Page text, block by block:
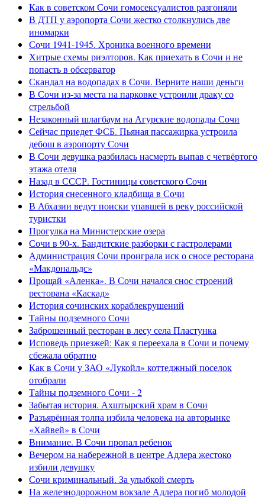
Как в советском Сочи гомосексуалистов разгоняли
В ДТП у аэропорта Сочи жестко столкнулись две
иномарки
Сочи 1941-1945. Хроника военного времени
Хитрые схемы риэлторов. Как приехать в Сочи и не
попасть в обсерватор
Скандал на водопадах в Сочи. Верните наши деньги
В Сочи из-за места на парковке устроили драку со
стрельбой
Незаконный шлагбаум на Агурские водопады Сочи
Сейчас приедет ФСБ. Пьяная пассажирка устроила
дебош в аэропорту Сочи
В Сочи девушка разбилась насмерть выпав с четвёртого
этажа отеля
Назад в СССР. Гостиницы советского Сочи
История снесенного кладбища в Сочи
В Абхазии ведут поиски упавшей в реку российской
туристки
Прогулка на Министерские озера
Сочи в 90-х. Бандитские разборки с гастролерами
Администрация Сочи проиграла иск о сносе ресторана
«Макдональдс»
Прощай «Аленка». В Сочи начался снос строений
ресторана «Каскад»
История сочинских кораблекрушений
Тайны подземного Сочи
Заброшенный ресторан в лесу села Пластунка
Исповедь приезжей: Как я переехала в Сочи и почему
сбежала обратно
Как в Сочи у ЗАО «Лукойл» коттеджный поселок
отобрали
Тайны подземного Сочи - 2
Забытая история. Ахштырский храм в Сочи
Разъярённая толпа избила человека на авторынке
«Хайвей» в Сочи
Внимание. В Сочи пропал ребенок
Вечером на набережной в центре Адлера жестоко
избили девушку
Сочи криминальный. За улыбкой смерть
На железнодорожном вокзале Адлера погиб молодой